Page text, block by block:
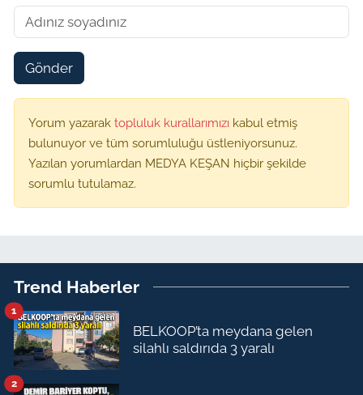
Gönder
Yorum yazarak topluluk kurallarımızı kabul etmiş
bulunuyor ve tüm sorumluluğu üstleniyorsunuz.
Yazılan yorumlardan MEDYA KEŞAN hiçbir şekilde
sorumlu tutulamaz.
Trend Haberler
BELKOOP’ta meydana gelen
silahlı saldırıda 3 yaralı
1
2